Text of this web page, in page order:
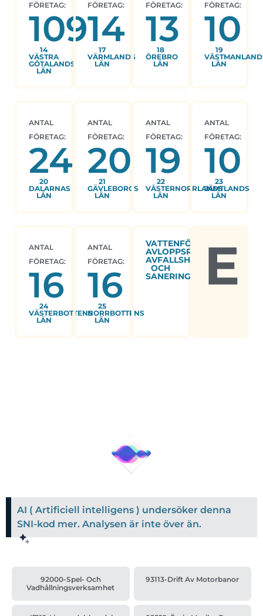
FÖRETAG:
109
14
VÄSTRA
GÖTALANDS
LÄN
FÖRETAG:
14
17
VÄRMLANDS
LÄN
FÖRETAG:
13
18
ÖREBRO
LÄN
FÖRETAG:
10
19
LÄN
ANTAL
FÖRETAG:
24
20
DALARNAS
LÄN
ANTAL
FÖRETAG:
20
21
GÄVLEBORGS
LÄN
ANTAL
FÖRETAG:
19
22
VÄSTERNORRLANDS
LÄN
ANTAL
FÖRETAG:
10
23
JÄMTLANDS
LÄN
ANTAL
FÖRETAG:
16
24
VÄSTERBOTTENS
LÄN
ANTAL
FÖRETAG:
16
25
NORRBOTTENS
LÄN
VATTENFÖRSÖRJNING;
AVLOPPSRENING,
AVFALLSHANTERING
OCH
SANERING E
AI ( Artificiell intelligens ) undersöker denna
SNI-kod mer. Analysen är inte över än.
92000-Spel- Och
Vadhållningsverksamhet
93113-Drift Av Motorbanor